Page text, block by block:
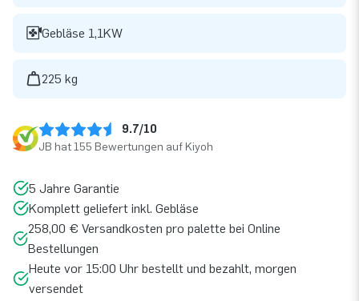
Gebläse 1,1KW
225 kg
9.7/10
JB hat 155 Bewertungen auf Kiyoh
5 Jahre Garantie
Komplett geliefert inkl. Gebläse
258,00 € Versandkosten pro palette bei Online
Bestellungen
Heute vor 15:00 Uhr bestellt und bezahlt, morgen
versendet